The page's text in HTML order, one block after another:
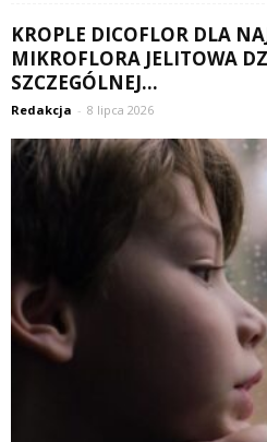
KROPLE DICOFLOR DLA
MIKROFLORA JELITOWA
SZCZEGÓLNEJ...
Redakcja - 8 lipca 2026